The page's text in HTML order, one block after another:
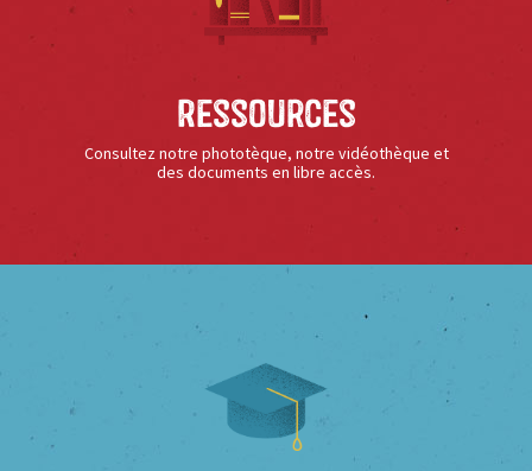
Ressources
Consultez notre phototèque, notre vidéothèque et
des documents en libre accès.